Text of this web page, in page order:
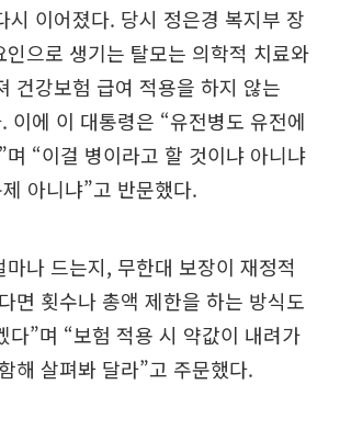
시 이어졌다. 당시 정은경 복지부 장
인으로 생기는 탈모는 의학적 치료와
건강보험 급여 적용을 하지 않는
이에 이 대통령은 “유전병도 유전에
며 “이걸 병이라고 할 것이냐 아니냐
아니냐”고 반문했다.
나 드는지, 무한대 보장이 재정적
면 횟수나 총액 제한을 하는 방식도
다”며 “보험 적용 시 약값이 내려가
해 살펴봐 달라”고 주문했다.